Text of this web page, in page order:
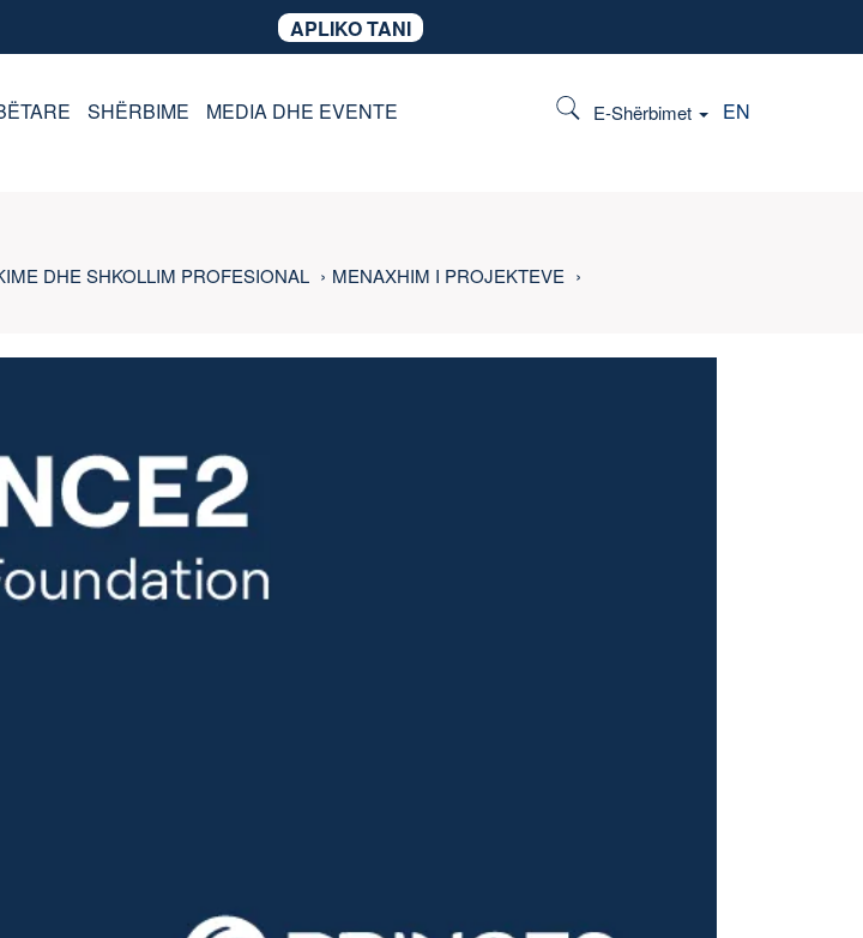
APLIKO TANI
E-Shërbimet EN
SHËRBIME MEDIA DHE EVENTE
DHE SHKOLLIM PROFESIONAL MENAXHIM I PROJEKTEVE